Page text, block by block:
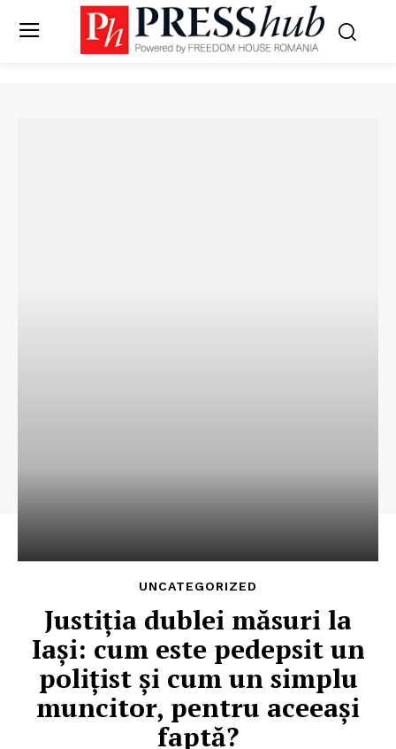
UNCATEGORIZED
Justiția dublei măsuri la
Iași: cum este pedepsit un
poliţist şi cum un simplu
muncitor, pentru aceeași
faptă?